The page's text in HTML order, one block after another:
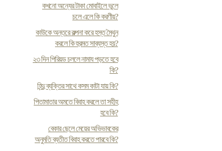
কখনো অন্যের টাকা মোবাইলে ভুলে
চলে এলে কি করণীয়?
কাউকে অন্তরে কল্পনা করে হস্ত মৈথুন
করলে কি হুরমত সাব্যস্ত হয়?
২৩ দিন পিরিয়ড চললে নামায পড়তে হবে
কি?
হিন্দু ব্যক্তির সাথে কসম কাটা যায় কি?
পিতামাতার অমতে বিবাহ করলে তা সহীহ
হবে কি?
বেকার ছেলে মেয়ের অভিভাবকের
অনুমতি ব্যতীত বিবাহ করতে পারবে কি?